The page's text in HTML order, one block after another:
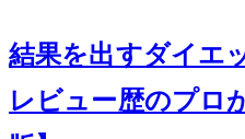
結果を出すダイエ
レビュー歴のプロが